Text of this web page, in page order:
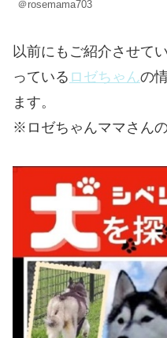
＠rosemama703
以前にもご紹介させて
っている ロゼちゃんの
ます。
※ロゼちゃんママさん